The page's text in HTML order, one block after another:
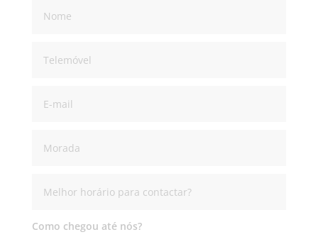
Como chegou até nós?